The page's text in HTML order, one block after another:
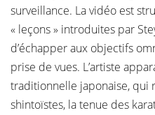
surveillance. La vidéo est
« leçons » introduites par
d’échapper aux objectifs
prise de vues. L’artiste
traditionnelle japonaise, qui
shintoïstes, la tenue des